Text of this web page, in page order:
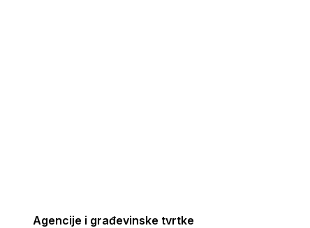
Agencije i građevinske tvrtke